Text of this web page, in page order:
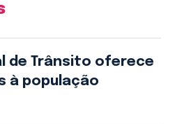
de Trânsito oferece
à população